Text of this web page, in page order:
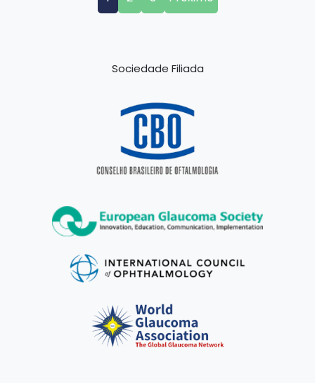
Sociedade Filiada